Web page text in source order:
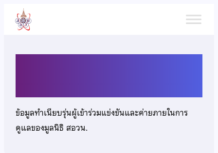
เนื้อหา
ข้อมูลทำเนียบรุ่นผู้เข้าร่วมแข่งขันและค่ายภายในการ
ดูแลของมูลนิธิ สอวน.